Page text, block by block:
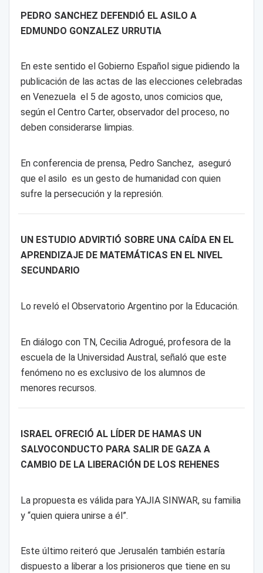
PEDRO SANCHEZ DEFENDIÓ EL ASILO A
EDMUNDO GONZALEZ URRUTIA
En este sentido el Gobierno Español sigue pidiendo la
publicación de las actas de las elecciones celebradas
en Venezuela el 5 de agosto, unos comicios que,
según el Centro Carter, observador del proceso, no
deben considerarse limpias.
En conferencia de prensa, Pedro Sanchez, aseguró
que el asilo es un gesto de humanidad con quien
sufre la persecución y la represión.
UN ESTUDIO ADVIRTIÓ SOBRE UNA CAÍDA EN EL
APRENDIZAJE DE MATEMÁTICAS EN EL NIVEL
SECUNDARIO
Lo reveló el Observatorio Argentino por la Educación.
En diálogo con TN, Cecilia Adrogué, profesora de la
escuela de la Universidad Austral, señaló que este
fenómeno no es exclusivo de los alumnos de
menores recursos.
ISRAEL OFRECIÓ AL LÍDER DE HAMAS UN
SALVOCONDUCTO PARA SALIR DE GAZA A
CAMBIO DE LA LIBERACIÓN DE LOS REHENES
La propuesta es válida para YAJIA SINWAR, su familia
y “quien quiera unirse a él”.
Este último reiteró que Jerusalén también estaría
dispuesto a liberar a los prisioneros que tiene en su